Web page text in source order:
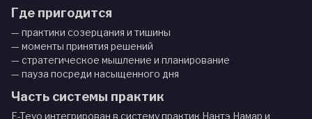
Где пригодится
— практики созерцания и тишины
— моменты принятия решений
— стратегическое мышление и планирование
— пауза посреди насыщенного дня
Часть системы практик
E-Teyo интегрирован в систему практик Нантэ Намар и